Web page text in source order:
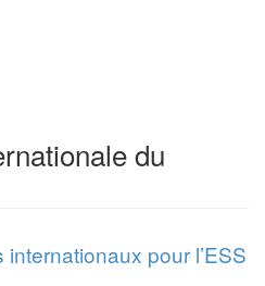
du
pour l’ESS